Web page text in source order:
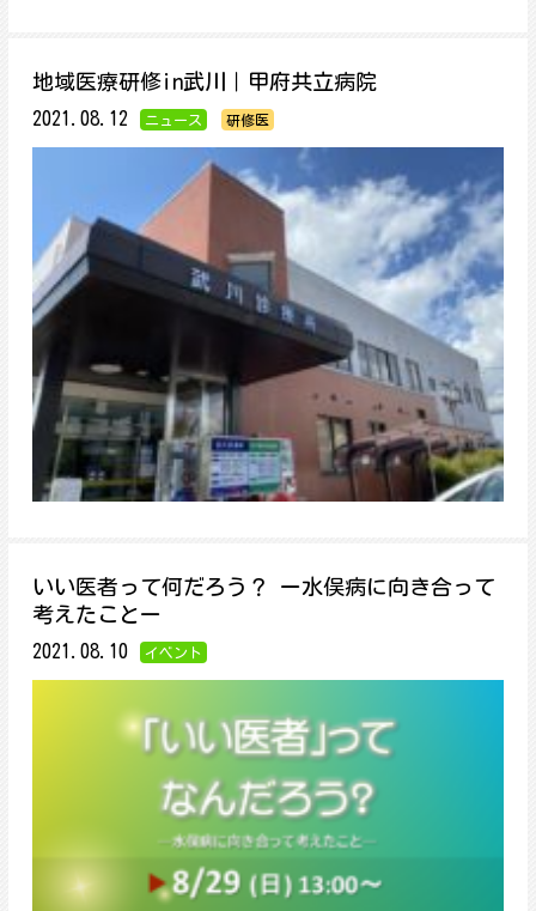
地域医療研修in武川｜甲府共立病院
2021.08.12 ニュース 研修医
いい医者って何だろう？ ー水俣病に向き合って
考えたことー
2021.08.10 イベント